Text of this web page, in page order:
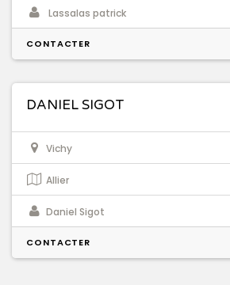
Lassalas patrick
CONTACTER
DANIEL SIGOT
Vichy
Allier
Daniel Sigot
CONTACTER